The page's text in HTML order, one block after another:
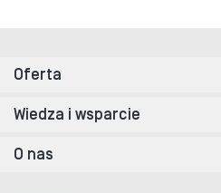
Oferta
Wiedza i wsparcie
O nas